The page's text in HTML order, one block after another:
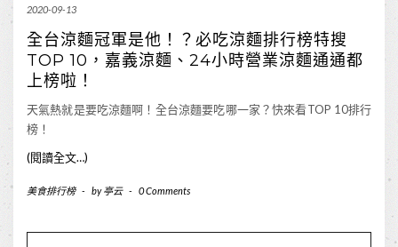
2020-09-13
全台涼麵冠軍是他！？必吃涼麵排行榜特搜
TOP 10，嘉義涼麵、24小時營業涼麵通通都
上榜啦！
天氣熱就是要吃涼麵啊！全台涼麵要吃哪一家？快來看TOP 10排行
榜！
(閱讀全文…)
美食排行榜 - by亭云 - 0 Comments